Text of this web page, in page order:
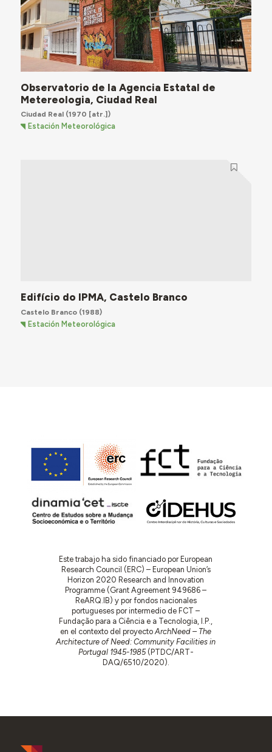
Observatorio de la Agencia Estatal de
Metereologia, Ciudad Real
Ciudad Real(1970 [atr.])
Estación Meteorológica
Edifício do IPMA, Castelo Branco
Castelo Branco(1988)
Estación Meteorológica
Este trabajo ha sido financiado por European
Research Council (ERC) – European Union’s
Horizon 2020 Research and Innovation
Programme (Grant Agreement 949686 –
ReARQ.IB) y por fondos nacionales
portugueses por intermedio de FCT –
Fundação para a Ciência e a Tecnologia, I.P.,
en el contexto del proyectoArchNeed – The
Architecture of Need: Community Facilities in
Portugal 1945-1985(PTDC/ART-
DAQ/6510/2020).